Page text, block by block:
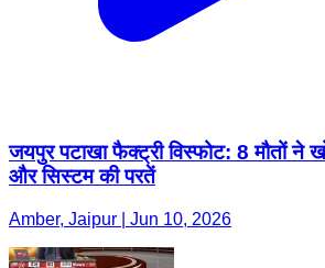
जयपुर पटाखा फैक्ट्री विस्फोट: 8 मौतों ने
और सिस्टम की परतें
Amber, Jaipur | Jun 10, 2026